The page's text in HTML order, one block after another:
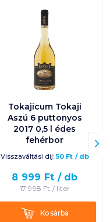
Tokajicum Tokaji
Aszú 6 puttonyos
2017 0,5 l édes
fehérbor
Visszaváltási díj: 50Ft / db
8 999 Ft / db
17 998 Ft / liter
KosárbaKosárba